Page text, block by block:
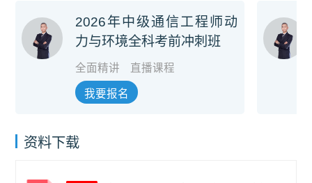
2026年中级通信工程师动
力与环境全科考前冲刺班
全面精讲 直播课程
我要报名
资料下载